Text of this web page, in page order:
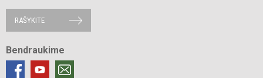
RAŠYKITE
Bendraukime